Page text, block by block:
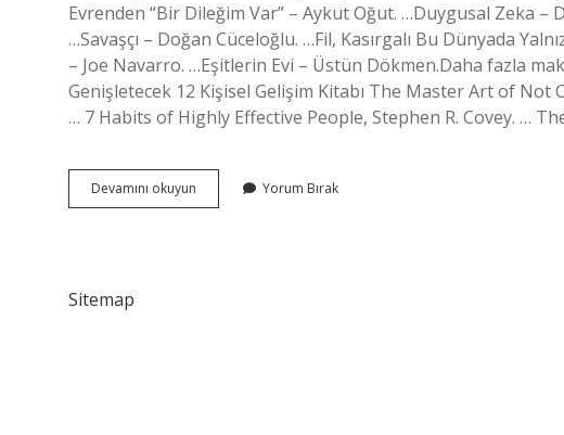
Evrenden “Bir Dileğim Var” – Aykut Oğut. …Duygusal Zeka
…Savaşçı – Doğan Cüceloğlu. …Fil, Kasırgalı Bu Dünyada
– Joe Navarro. …Eşitlerin Evi – Üstün Dökmen.Daha fazla
Genişletecek 12 Kişisel Gelişim Kitabı The Master Art of Not
… 7 Habits of Highly Effective People, Stephen R. Covey. …
Devamını okuyun
Geliştirmek
Yorum Bırak
Sitemap